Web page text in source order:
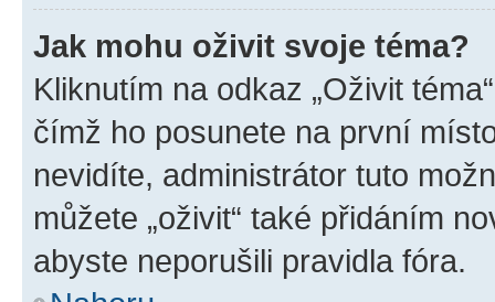
Jak mohu oživit svoje téma?
Kliknutím na odkaz „Oživit
čímž ho posunete na první
nevidíte, administrátor tuto
můžete „oživit“ také přidáním
abyste neporušili pravidla fóra.